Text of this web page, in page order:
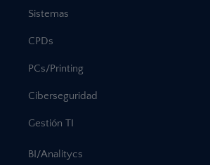
Sistemas
CPDs
PCs/Printing
Ciberseguridad
Gestión TI
BI/Analitycs